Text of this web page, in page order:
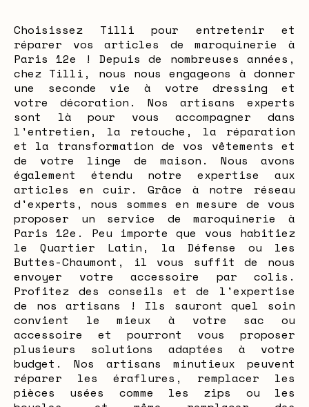
Choisissez Tilli pour entretenir et
réparer vos articles de maroquinerie à
Paris 12e ! Depuis de nombreuses années,
chez Tilli, nous nous engageons à donner
une seconde vie à votre dressing et
votre décoration. Nos artisans experts
sont là pour vous accompagner dans
l'entretien, la retouche, la réparation
et la transformation de vos vêtements et
de votre linge de maison. Nous avons
également étendu notre expertise aux
articles en cuir. Grâce à notre réseau
d'experts, nous sommes en mesure de vous
proposer un service de maroquinerie à
Paris 12e. Peu importe que vous habitiez
le Quartier Latin, la Défense ou les
Buttes-Chaumont, il vous suffit de nous
envoyer votre accessoire par colis.
Profitez des conseils et de l'expertise
de nos artisans ! Ils sauront quel soin
convient le mieux à votre sac ou
accessoire et pourront vous proposer
plusieurs solutions adaptées à votre
budget. Nos artisans minutieux peuvent
réparer les éraflures, remplacer les
pièces usées comme les zips ou les